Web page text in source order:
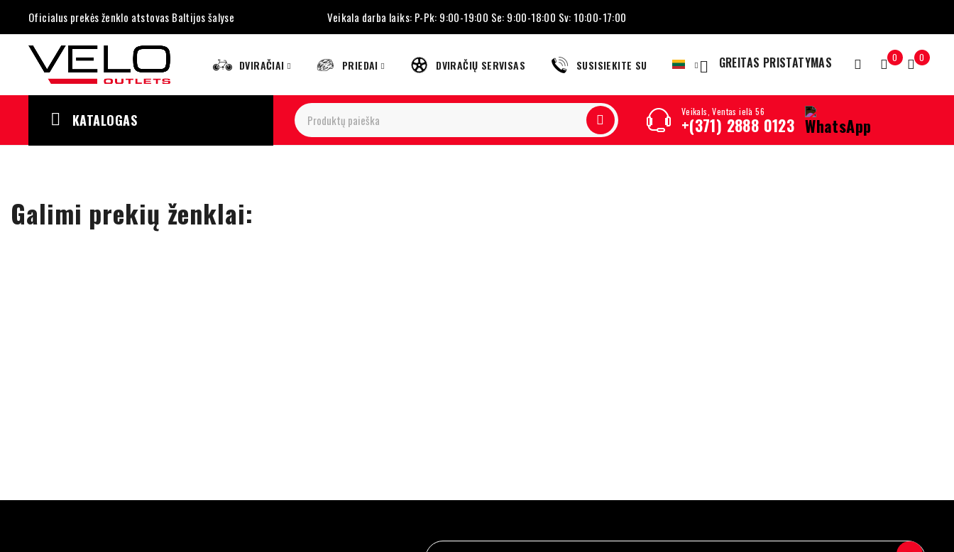
Oficialus prekės ženklo atstovas Baltijos šalyse Veikala darba laiks: P-Pk: 9:00-19:00 Se: 9:00-18:00 Sv: 10:00-17:00
DVIRAČIAI PRIEDAI DVIRAČIŲ SERVISAS SUSISIEKITE SU GREITAS PRISTATYMAS 0 0
KATALOGAS Veikals, Ventas ielā 56
+(371) 2888 0123
Galimi prekių ženklai: